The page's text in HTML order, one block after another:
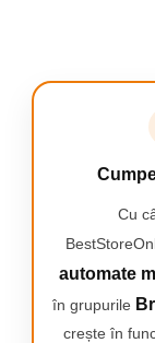
Componente si
Huse protectie
TV, Audio-Video &
Accesorii foto &
Binocluri
Boxe Portabile
Cu
automate
în grupurile
crește în